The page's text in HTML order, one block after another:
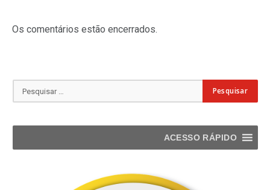
Os comentários estão encerrados.
ACESSO RÁPIDO